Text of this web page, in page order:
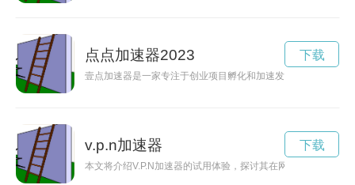
点点加速器2023
壹点加速器是一家专注于创业项目孵化和加速发展的机构，为
下载
v.p.n加速器
本文将介绍V.P.N加速器的试用体验，探讨其在网络加速方面的
下载